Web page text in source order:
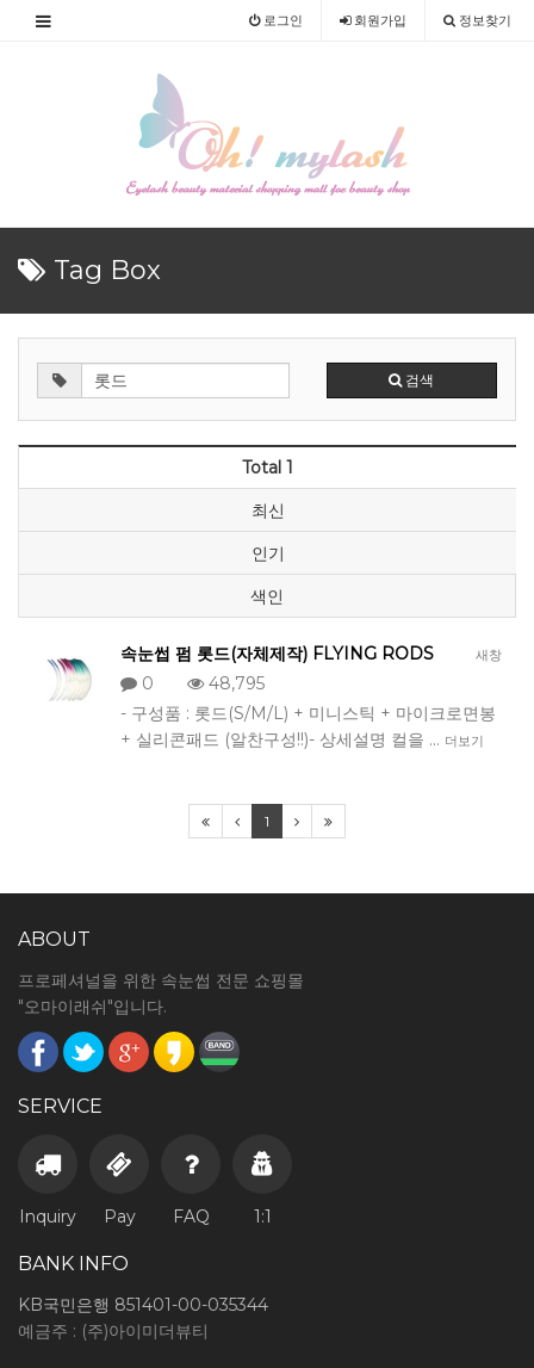
로그인 회원가입 정보찾기
Tag Box
검색
Total 1
최신
인기
색인
새창
속눈썹 펌 롯드(자체제작) FLYING RODS
0
48,795
- 구성품 : 롯드(S/M/L) + 미니스틱 + 마이크로면봉
+ 실리콘패드 (알찬구성!!)- 상세설명 컬을 … 더보기
1
ABOUT
프로페셔널을 위한 속눈썹 전문 쇼핑몰
"오마이래쉬"입니다.
SERVICE
Inquiry Pay FAQ 1:1
BANK INFO
KB국민은행 851401-00-035344
예금주 : (주)아이미더뷰티